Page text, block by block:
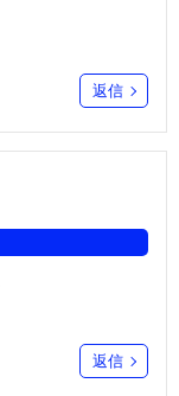
返信
返信